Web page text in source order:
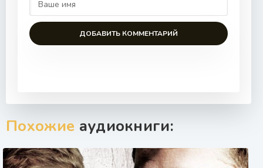
ДОБАВИТЬ КОММЕНТАРИЙ
Похожие аудиокниги: